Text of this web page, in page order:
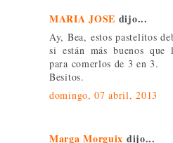
MARIA JOSE dijo...
Ay, Bea, estos pastelitos
si están más buenos
para comerlos de 3 en 3.
Besitos.
domingo, 07 abril, 2013
Marga Morguix dijo...